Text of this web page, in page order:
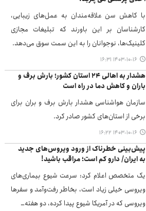
با کاهش سن علاقه‌مندان به عمل‌های زیبایی،
کارشناسان بر این باورند که تبلیغات مجازی
کلینیک‌ها، نوجوانان را به این سمت سوق می‌دهد.
۱۴۰۳-۱۰-۱۶ ۱۶:۳۱
هشدار به اهالی ۲۴ استان کشور؛ بارش برف و
باران و کاهش دما در راه است
سازمان هواشناسی هشدار بارش برف و بران برای
برخی از استان‌های کشور صادر کرد.
۱۴۰۳-۱۰-۱۶ ۱۶:۲۲
پیش‌بینی خطرناک از ورود ویروس‌های جدید
به ایران/ دارو کم است؛ مراقب باشید!
یک متخصص اعلام کرد: سرعت شیوع بیماری‌های
ویروسی خیلی زیاد است،‌ بخاطر رفت‌وآمد و سفرها
ویروسی که در آمریکا شیوع پیدا کرده، دو هفته…